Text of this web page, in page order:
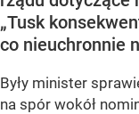
„Tusk
co nieuchronnie
Były minister
na spór wokół